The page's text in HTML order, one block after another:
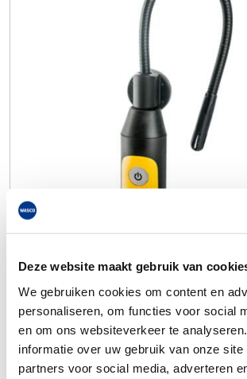
Deze website maakt gebruik van
We gebruiken cookies om content en
personaliseren, om functies voor social
en om ons websiteverkeer te
informatie over uw gebruik van onze site
partners voor social media, adverteren